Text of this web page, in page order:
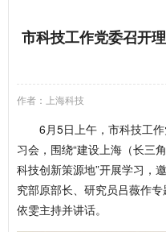
市科技工作党委召开
作者：上海科技
6月5日上午，市科技工
习会，围绕“建设上海（长三
科技创新策源地”开展学习，
究部原部长、研究员吕薇作
依雯主持并讲话。